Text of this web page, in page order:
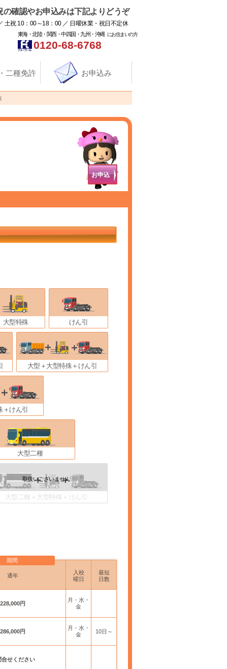
の確認やお申込みは下記よりどうぞ
祝 10：00～18：00 ／ 日曜休業・祝日不定休
東海・北陸・関西・中四国・九州・沖縄 にお住まいの方
0120-68-6768
二種免許 お申込み
お申込
大型特殊 けん引
大型＋大型特殊＋けん引
けん引
大型二種
大型二種＋大型特殊＋けん引
期間
通年
入校
曜日
最短
日数
228,000円
月・水・
金
286,000円
月・水・
金
10日～
合せください